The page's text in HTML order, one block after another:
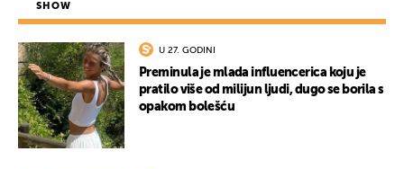
SHOW
U 27. GODINI
Preminula je mlada influencerica koju je
pratilo više od milijun ljudi, dugo se borila s
opakom bolešću